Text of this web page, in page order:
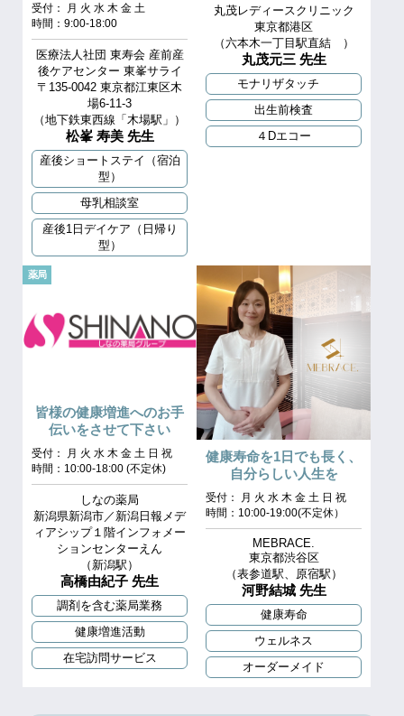
受付： 月 火 水 木 金 土
時間：9:00-18:00
医療法人社団 東寿会 産前産
後ケアセンター 東峯サライ
〒135-0042 東京都江東区木
場6-11-3
（地下鉄東西線「木場駅」）
松峯 寿美 先生
産後ショートステイ（宿泊
型）
母乳相談室
産後1日デイケア（日帰り
型）
丸茂レディースクリニック
東京都港区
（六本木一丁目駅直結 ）
丸茂元三 先生
モナリザタッチ
出生前検査
４Dエコー
薬局
皆様の健康増進へのお手
伝いをさせて下さい
受付： 月 火 水 木 金 土 日 祝
時間：10:00‐18:00 (不定休)
しなの薬局
新潟県新潟市／新潟日報メデ
ィアシップ１階インフォメー
ションセンターえん
（新潟駅）
高橋由紀子 先生
調剤を含む薬局業務
健康増進活動
在宅訪問サービス
健康寿命を1日でも長く、
自分らしい人生を
受付： 月 火 水 木 金 土 日 祝
時間：10:00-19:00(不定休）
MEBRACE.
東京都渋谷区
（表参道駅、原宿駅）
河野結城 先生
健康寿命
ウェルネス
オーダーメイド